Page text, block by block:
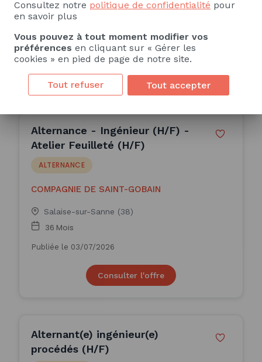
Morangis (91)
24 Mois
Publiée le 06/07/2026
Alternance - Ingénieur (H/F) -
Atelier Feuilleté (H/F)
ALTERNANCE
COMPAGNIE DE SAINT-GOBAIN
Salaise-sur-Sanne (38)
36 Mois
Publiée le 03/07/2026
Consulter l'offre
Alternant(e) ingénieur(e)
procédés (H/F)
Consultez notre politique de confidentialité pour
en savoir plus
Vous pouvez à tout moment modifier vos
préférences en cliquant sur « Gérer les
cookies » en pied de page de notre site.
Tout refuser Tout accepter